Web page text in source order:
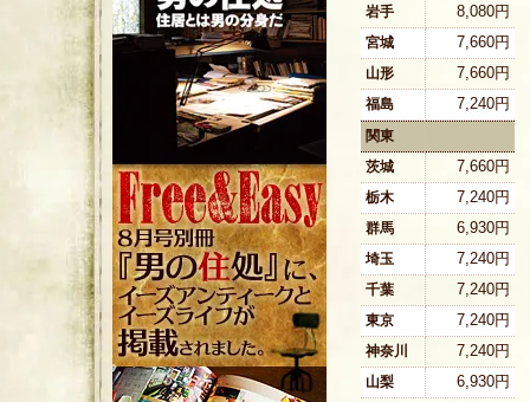
岩手 8,080円
宮城 7,660円
山形 7,660円
福島 7,240円
関東
茨城
7,660円
栃木 7,240円
群馬 6,930円
埼玉 7,240円
千葉 7,240円
東京 7,240円
神奈川 7,240円
山梨 6,930円